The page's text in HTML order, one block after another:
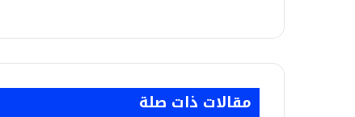
مقالات ذات صلة